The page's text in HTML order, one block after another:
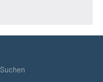
Suchen